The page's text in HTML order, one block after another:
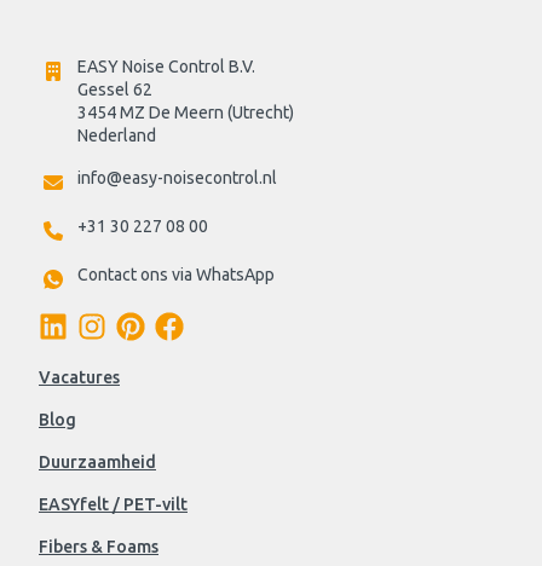
EASY Noise Control B.V.
Gessel 62
3454 MZ De Meern (Utrecht)
Nederland
info@easy-noisecontrol.nl
+31 30 227 08 00
Contact ons via WhatsApp
Vacatures
Blog
Duurzaamheid
EASYfelt / PET-vilt
Fibers & Foams